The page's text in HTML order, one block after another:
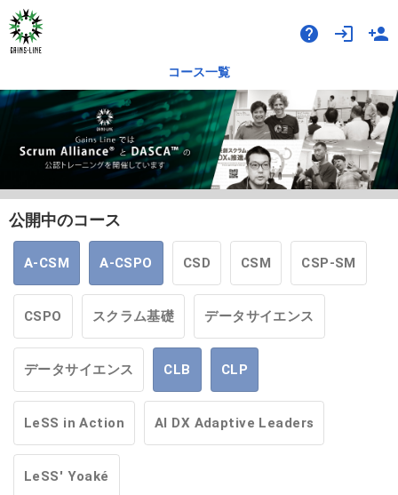
help login person_add
コース一覧
公開中のコース
A-CSM A-CSPO CSD CSM CSP-SM
CSPO スクラム基礎 データサイエンス
データサイエンス CLB CLP
LeSS in Action AI DX Adaptive Leaders
LeSS' Yoaké